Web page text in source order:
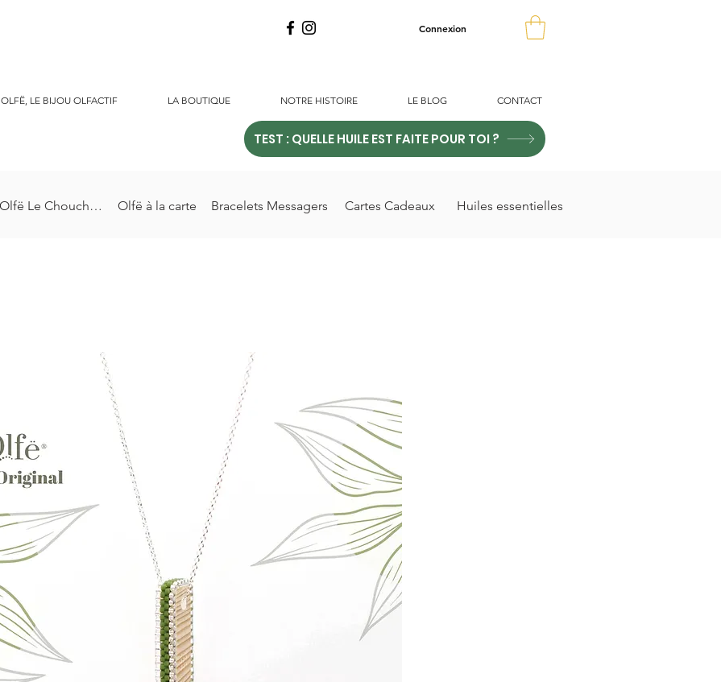
Connexion
OLFË, LE BIJOU OLFACTIF LA BOUTIQUE NOTRE HISTOIRE LE BLOG CONTACT
TEST : QUELLE HUILE EST FAITE POUR TOI ?
Olfë Le Chouchou Olfë à la carte Bracelets Messagers Cartes Cadeaux Huiles essentielles